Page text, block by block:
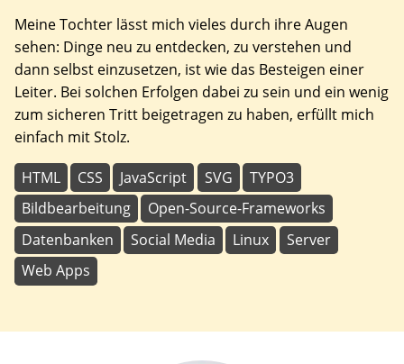
Meine Tochter lässt mich vieles durch ihre Augen
sehen: Dinge neu zu entdecken, zu verstehen und
dann selbst einzusetzen, ist wie das Besteigen einer
Leiter. Bei solchen Erfolgen dabei zu sein und ein wenig
zum sicheren Tritt beigetragen zu haben, erfüllt mich
einfach mit Stolz.
HTML CSS JavaScript SVG
TYPO3
Bildbearbeitung
Open-Source-Frameworks
Datenbanken
Social Media Linux
Server
Web Apps